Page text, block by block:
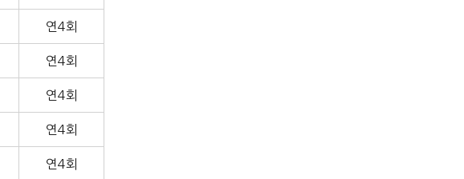
연4회
연4회
연4회
연4회
연4회